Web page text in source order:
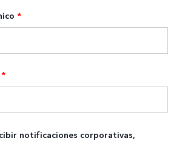
*
*
notificaciones corporativas,